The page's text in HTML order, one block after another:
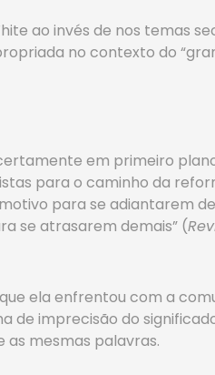
ao invés de nos temas
no contexto do
em primeiro
para o caminho da
para se adiantarem
se atrasarem demais” (
ela enfrentou com a
de imprecisão do
mesmas palavras.